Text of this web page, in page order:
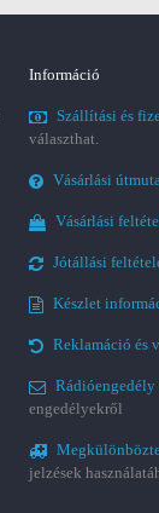
Információ
Szállítási és
választhat.
Vásárlási
Vásárlási
Jótállási
Készlet
Reklamáció és
engedélyekről
jelzések